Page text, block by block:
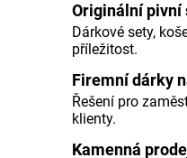
Originální pivní
Dárkové sety,
příležitost.
Firemní dárky
Řešení pro
klienty.
Kamenná